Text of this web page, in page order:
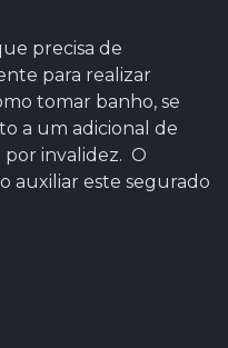
precisa de
para realizar
tomar banho, se
a um adicional de
por invalidez. O
auxiliar este segurado